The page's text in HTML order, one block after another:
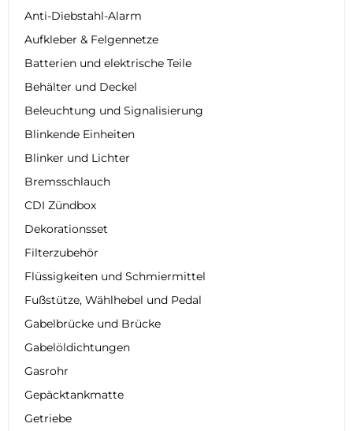
Anti-Diebstahl-Alarm
Aufkleber & Felgennetze
Batterien und elektrische Teile
Behälter und Deckel
Beleuchtung und Signalisierung
Blinkende Einheiten
Blinker und Lichter
Bremsschlauch
CDI Zündbox
Dekorationsset
Filterzubehör
Flüssigkeiten und Schmiermittel
Fußstütze, Wählhebel und Pedal
Gabelbrücke und Brücke
Gabelöldichtungen
Gasrohr
Gepäcktankmatte
Getriebe